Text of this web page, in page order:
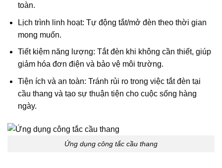
toàn.
Lịch trình linh hoạt: Tự động tắt/mở đèn theo thời gian
mong muốn.
Tiết kiệm năng lượng: Tắt đèn khi không cần thiết, giúp
giảm hóa đơn điện và bảo vệ môi trường.
Tiện ích và an toàn: Tránh rủi ro trong việc tắt đèn tại
cầu thang và tạo sự thuận tiện cho cuộc sống hàng
ngày.
Ứng dụng công tắc cầu thang